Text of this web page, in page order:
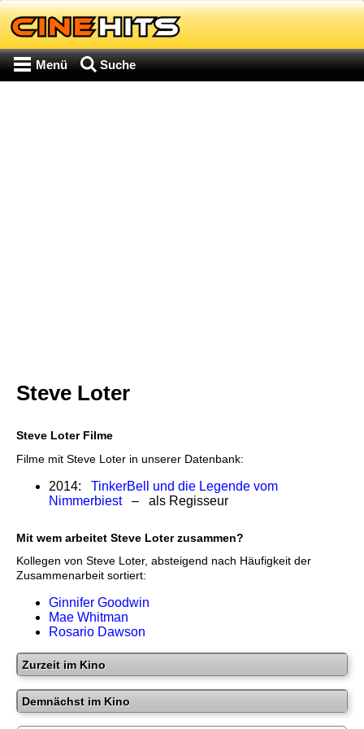
Menü Suche
Steve Loter
Steve Loter Filme
Filme mit Steve Loter in unserer Datenbank:
2014: TinkerBell und die Legende vom
Nimmerbiest– als Regisseur
Mit wem arbeitet Steve Loter zusammen?
Kollegen von Steve Loter, absteigend nach Häufigkeit der
Zusammenarbeit sortiert:
Ginnifer Goodwin
Mae Whitman
Rosario Dawson
Zurzeit im Kino
Demnächst im Kino